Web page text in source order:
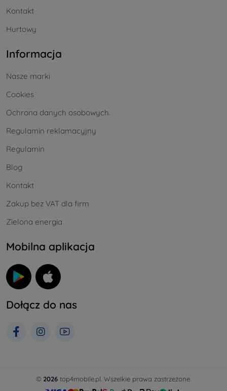
Kontakt
Hurtowy
Informacja
Nasze marki
Cookies
Ochrona danych osobowych.
Regulamin reklamacyjny
Regulamin
Blog
Kontakt
Zakup bez VAT dla firm
Zielona energia
Mobilna aplikacja
Dołącz do nas
© 2026 top4mobile.pl. Wszelkie prawa zastrzeżone.